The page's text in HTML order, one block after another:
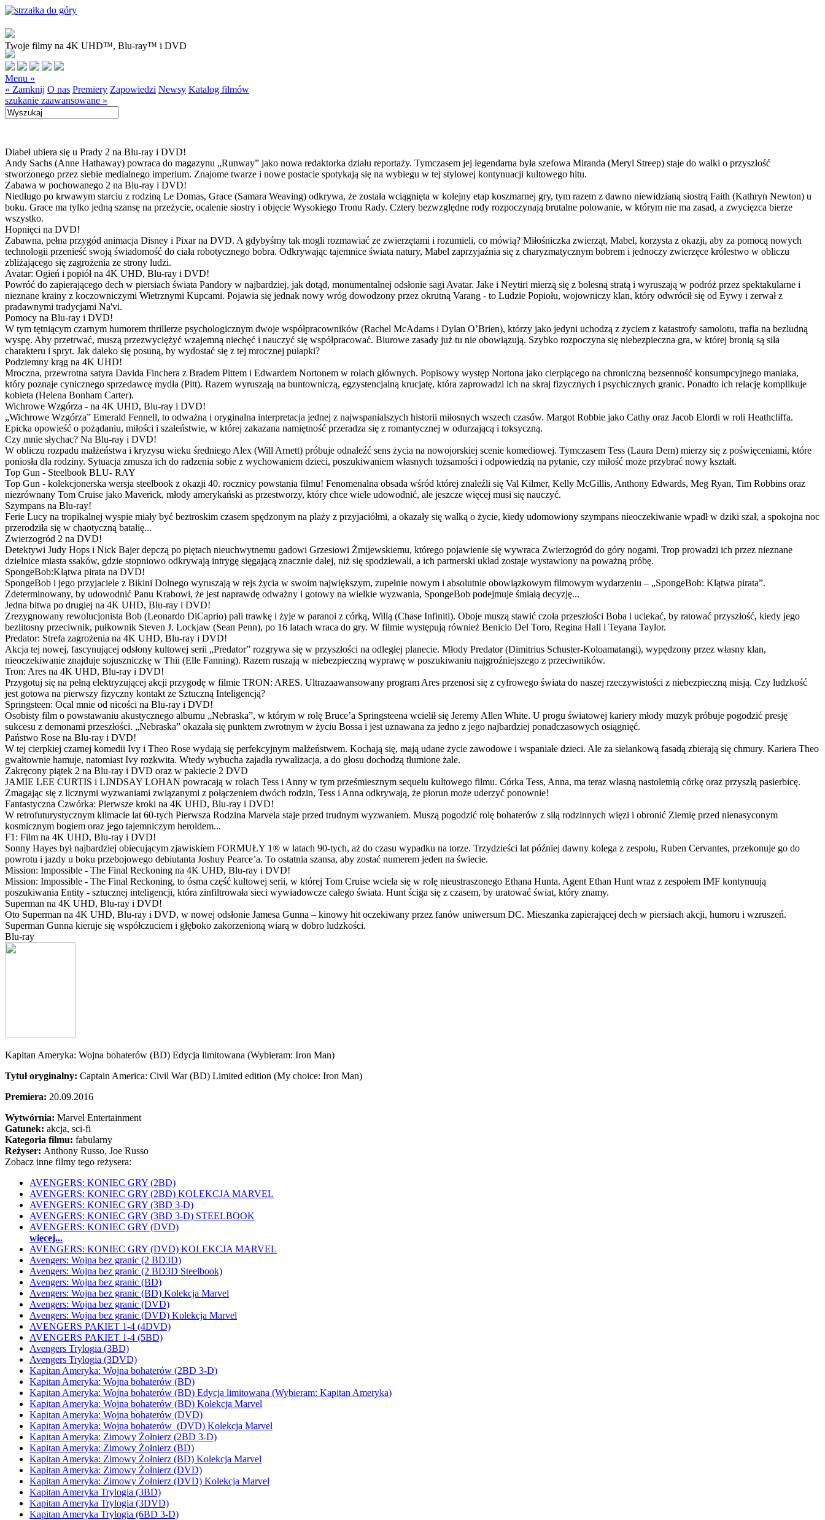
Twoje filmy na 4K UHD™, Blu-ray™ i DVD
Menu »
« Zamknij O nas Premiery Zapowiedzi Newsy Katalog filmów
szukanie zaawansowane »
Diabeł ubiera się u Prady 2 na Blu-ray i DVD!
Andy Sachs (Anne Hathaway) powraca do magazynu „Runway” jako nowa redaktorka działu reportaży. Tymczasem jej legendarna była szefowa Miranda (Meryl Streep) staje do walki o przyszłość
stworzonego przez siebie medialnego imperium. Znajome twarze i nowe postacie spotykają się na wybiegu w tej stylowej kontynuacji kultowego hitu.
Zabawa w pochowanego 2 na Blu-ray i DVD!
Niedługo po krwawym starciu z rodziną Le Domas, Grace (Samara Weaving) odkrywa, że została wciągnięta w kolejny etap koszmarnej gry, tym razem z dawno niewidzianą siostrą Faith (Kathryn Newton) u
boku. Grace ma tylko jedną szansę na przeżycie, ocalenie siostry i objęcie Wysokiego Tronu Rady. Cztery bezwzględne rody rozpoczynają brutalne polowanie, w którym nie ma zasad, a zwycięzca bierze
wszystko.
Hopnięci na DVD!
Zabawna, pełna przygód animacja Disney i Pixar na DVD. A gdybyśmy tak mogli rozmawiać ze zwierzętami i rozumieli, co mówią? Miłośniczka zwierząt, Mabel, korzysta z okazji, aby za pomocą nowych
technologii przenieść swoją świadomość do ciała robotycznego bobra. Odkrywając tajemnice świata natury, Mabel zaprzyjaźnia się z charyzmatycznym bobrem i jednoczy zwierzęce królestwo w obliczu
zbliżającego się zagrożenia ze strony ludzi.
Avatar: Ogień i popiół na 4K UHD, Blu-ray i DVD!
Powróć do zapierającego dech w piersiach świata Pandory w najbardziej, jak dotąd, monumentalnej odsłonie sagi Avatar. Jake i Neytiri mierzą się z bolesną stratą i wyruszają w podróż przez spektakularne i
nieznane krainy z koczowniczymi Wietrznymi Kupcami. Pojawia się jednak nowy wróg dowodzony przez okrutną Varang - to Ludzie Popiołu, wojowniczy klan, który odwrócił się od Eywy i zerwał z
pradawnymi tradycjami Na'vi.
Pomocy na Blu-ray i DVD!
W tym tętniącym czarnym humorem thrillerze psychologicznym dwoje współpracowników (Rachel McAdams i Dylan O’Brien), którzy jako jedyni uchodzą z życiem z katastrofy samolotu, trafia na bezludną
wyspę. Aby przetrwać, muszą przezwyciężyć wzajemną niechęć i nauczyć się współpracować. Biurowe zasady już tu nie obowiązują. Szybko rozpoczyna się niebezpieczna gra, w której bronią są siła
charakteru i spryt. Jak daleko się posuną, by wydostać się z tej mrocznej pułapki?
Podziemny krąg na 4K UHD!
Mroczna, przewrotna satyra Davida Finchera z Bradem Pittem i Edwardem Nortonem w rolach głównych. Popisowy występ Nortona jako cierpiącego na chroniczną bezsenność konsumpcyjnego maniaka,
który poznaje cynicznego sprzedawcę mydła (Pitt). Razem wyruszają na buntowniczą, egzystencjalną krucjatę, która zaprowadzi ich na skraj fizycznych i psychicznych granic. Ponadto ich relację komplikuje
kobieta (Helena Bonham Carter).
Wichrowe Wzgórza - na 4K UHD, Blu-ray i DVD!
„Wichrowe Wzgórza” Emerald Fennell, to odważna i oryginalna interpretacja jednej z najwspanialszych historii miłosnych wszech czasów. Margot Robbie jako Cathy oraz Jacob Elordi w roli Heathcliffa.
Epicka opowieść o pożądaniu, miłości i szaleństwie, w której zakazana namiętność przeradza się z romantycznej w odurzającą i toksyczną.
Czy mnie słychac? Na Blu-ray i DVD!
W obliczu rozpadu małżeństwa i kryzysu wieku średniego Alex (Will Arnett) próbuje odnaleźć sens życia na nowojorskiej scenie komediowej. Tymczasem Tess (Laura Dern) mierzy się z poświęceniami, które
poniosła dla rodziny. Sytuacja zmusza ich do radzenia sobie z wychowaniem dzieci, poszukiwaniem własnych tożsamości i odpowiedzią na pytanie, czy miłość może przybrać nowy kształt.
Top Gun - Steelbook BLU- RAY
Top Gun - kolekcjonerska wersja steelbook z okazji 40. rocznicy powstania filmu! Fenomenalna obsada wśród której znaleźli się Val Kilmer, Kelly McGillis, Anthony Edwards, Meg Ryan, Tim Robbins oraz
niezrównany Tom Cruise jako Maverick, młody amerykański as przestworzy, który chce wiele udowodnić, ale jeszcze więcej musi się nauczyć.
Szympans na Blu-ray!
Ferie Lucy na tropikalnej wyspie miały być beztroskim czasem spędzonym na plaży z przyjaciółmi, a okazały się walką o życie, kiedy udomowiony szympans nieoczekiwanie wpadł w dziki szał, a spokojna noc
przerodziła się w chaotyczną batalię...
Zwierzogród 2 na DVD!
Detektywi Judy Hops i Nick Bajer depczą po piętach nieuchwytnemu gadowi Grzesiowi Żmijewskiemu, którego pojawienie się wywraca Zwierzogród do góry nogami. Trop prowadzi ich przez nieznane
dzielnice miasta ssaków, gdzie stopniowo odkrywają intrygę sięgającą znacznie dalej, niż się spodziewali, a ich partnerski układ zostaje wystawiony na poważną próbę.
SpongeBob:Klątwa pirata na DVD!
SpongeBob i jego przyjaciele z Bikini Dolnego wyruszają w rejs życia w swoim największym, zupełnie nowym i absolutnie obowiązkowym filmowym wydarzeniu – „SpongeBob: Klątwa pirata”.
Zdeterminowany, by udowodnić Panu Krabowi, że jest naprawdę odważny i gotowy na wielkie wyzwania, SpongeBob podejmuje śmiałą decyzję...
Jedna bitwa po drugiej na 4K UHD, Blu-ray i DVD!
Zrezygnowany rewolucjonista Bob (Leonardo DiCaprio) pali trawkę i żyje w paranoi z córką, Willą (Chase Infiniti). Oboje muszą stawić czoła przeszłości Boba i uciekać, by ratować przyszłość, kiedy jego
bezlitosny przeciwnik, pułkownik Steven J. Lockjaw (Sean Penn), po 16 latach wraca do gry. W filmie występują również Benicio Del Toro, Regina Hall i Teyana Taylor.
Predator: Strefa zagrożenia na 4K UHD, Blu-ray i DVD!
Akcja tej nowej, fascynującej odsłony kultowej serii „Predator” rozgrywa się w przyszłości na odległej planecie. Młody Predator (Dimitrius Schuster-Koloamatangi), wypędzony przez własny klan,
nieoczekiwanie znajduje sojuszniczkę w Thii (Elle Fanning). Razem ruszają w niebezpieczną wyprawę w poszukiwaniu najgroźniejszego z przeciwników.
Tron: Ares na 4K UHD, Blu-ray i DVD!
Przygotuj się na pełną elektryzującej akcji przygodę w filmie TRON: ARES. Ultrazaawansowany program Ares przenosi się z cyfrowego świata do naszej rzeczywistości z niebezpieczną misją. Czy ludzkość
jest gotowa na pierwszy fizyczny kontakt ze Sztuczną Inteligencją?
Springsteen: Ocal mnie od nicości na Blu-ray i DVD!
Osobisty film o powstawaniu akustycznego albumu „Nebraska”, w którym w rolę Bruce’a Springsteena wcielił się Jeremy Allen White. U progu światowej kariery młody muzyk próbuje pogodzić presję
sukcesu z demonami przeszłości. „Nebraska” okazała się punktem zwrotnym w życiu Bossa i jest uznawana za jedno z jego najbardziej ponadczasowych osiągnięć.
Państwo Rose na Blu-ray i DVD!
W tej cierpkiej czarnej komedii Ivy i Theo Rose wydają się perfekcyjnym małżeństwem. Kochają się, mają udane życie zawodowe i wspaniałe dzieci. Ale za sielankową fasadą zbierają się chmury. Kariera Theo
gwałtownie hamuje, natomiast Ivy rozkwita. Wtedy wybucha zajadła rywalizacja, a do głosu dochodzą tłumione żale.
Zakręcony piątek 2 na Blu-ray i DVD oraz w pakiecie 2 DVD
JAMIE LEE CURTIS i LINDSAY LOHAN powracają w rolach Tess i Anny w tym prześmiesznym sequelu kultowego filmu. Córka Tess, Anna, ma teraz własną nastoletnią córkę oraz przyszłą pasierbicę.
Zmagając się z licznymi wyzwaniami związanymi z połączeniem dwóch rodzin, Tess i Anna odkrywają, że piorun może uderzyć ponownie!
Fantastyczna Czwórka: Pierwsze kroki na 4K UHD, Blu-ray i DVD!
W retrofuturystycznym klimacie lat 60-tych Pierwsza Rodzina Marvela staje przed trudnym wyzwaniem. Muszą pogodzić rolę bohaterów z siłą rodzinnych więzi i obronić Ziemię przed nienasyconym
kosmicznym bogiem oraz jego tajemniczym heroldem...
F1: Film na 4K UHD, Blu-ray i DVD!
Sonny Hayes był najbardziej obiecującym zjawiskiem FORMUŁY 1® w latach 90-tych, aż do czasu wypadku na torze. Trzydzieści lat później dawny kolega z zespołu, Ruben Cervantes, przekonuje go do
powrotu i jazdy u boku przebojowego debiutanta Joshuy Pearce’a. To ostatnia szansa, aby zostać numerem jeden na świecie.
Mission: Impossible - The Final Reckoning na 4K UHD, Blu-ray i DVD!
Mission: Impossible - The Final Reckoning, to ósma część kultowej serii, w której Tom Cruise wciela się w rolę nieustraszonego Ethana Hunta. Agent Ethan Hunt wraz z zespołem IMF kontynuują
poszukiwania Entity - sztucznej inteligencji, która zinfiltrowała sieci wywiadowcze całego świata. Hunt ściga się z czasem, by uratować świat, który znamy.
Superman na 4K UHD, Blu-ray i DVD!
Oto Superman na 4K UHD, Blu-ray i DVD, w nowej odsłonie Jamesa Gunna – kinowy hit oczekiwany przez fanów uniwersum DC. Mieszanka zapierającej dech w piersiach akcji, humoru i wzruszeń.
Superman Gunna kieruje się współczuciem i głęboko zakorzenioną wiarą w dobro ludzkości.
Blu-ray
Kapitan Ameryka: Wojna bohaterów (BD) Edycja limitowana (Wybieram: Iron Man)
Tytuł oryginalny: Captain America: Civil War (BD) Limited edition (My choice: Iron Man)
Premiera: 20.09.2016
Wytwórnia: Marvel Entertainment
Gatunek: akcja, sci-fi
Kategoria filmu: fabularny
Reżyser: Anthony Russo, Joe Russo
Zobacz inne filmy tego reżysera:
AVENGERS: KONIEC GRY (2BD)
AVENGERS: KONIEC GRY (2BD) KOLEKCJA MARVEL
AVENGERS: KONIEC GRY (3BD 3-D)
AVENGERS: KONIEC GRY (3BD 3-D) STEELBOOK
AVENGERS: KONIEC GRY (DVD)
więcej...
AVENGERS: KONIEC GRY (DVD) KOLEKCJA MARVEL
Avengers: Wojna bez granic (2 BD3D)
Avengers: Wojna bez granic (2 BD3D Steelbook)
Avengers: Wojna bez granic (BD)
Avengers: Wojna bez granic (BD) Kolekcja Marvel
Avengers: Wojna bez granic (DVD)
Avengers: Wojna bez granic (DVD) Kolekcja Marvel
AVENGERS PAKIET 1-4 (4DVD)
AVENGERS PAKIET 1-4 (5BD)
Avengers Trylogia (3BD)
Avengers Trylogia (3DVD)
Kapitan Ameryka: Wojna bohaterów (2BD 3-D)
Kapitan Ameryka: Wojna bohaterów (BD)
Kapitan Ameryka: Wojna bohaterów (BD) Edycja limitowana (Wybieram: Kapitan Ameryka)
Kapitan Ameryka: Wojna bohaterów (BD) Kolekcja Marvel
Kapitan Ameryka: Wojna bohaterów (DVD)
Kapitan Ameryka: Wojna bohaterów (DVD) Kolekcja Marvel
Kapitan Ameryka: Zimowy Żołnierz (2BD 3-D)
Kapitan Ameryka: Zimowy Żołnierz (BD)
Kapitan Ameryka: Zimowy Żołnierz (BD) Kolekcja Marvel
Kapitan Ameryka: Zimowy Żołnierz (DVD)
Kapitan Ameryka: Zimowy Żołnierz (DVD) Kolekcja Marvel
Kapitan Ameryka Trylogia (3BD)
Kapitan Ameryka Trylogia (3DVD)
Kapitan Ameryka Trylogia (6BD 3-D)